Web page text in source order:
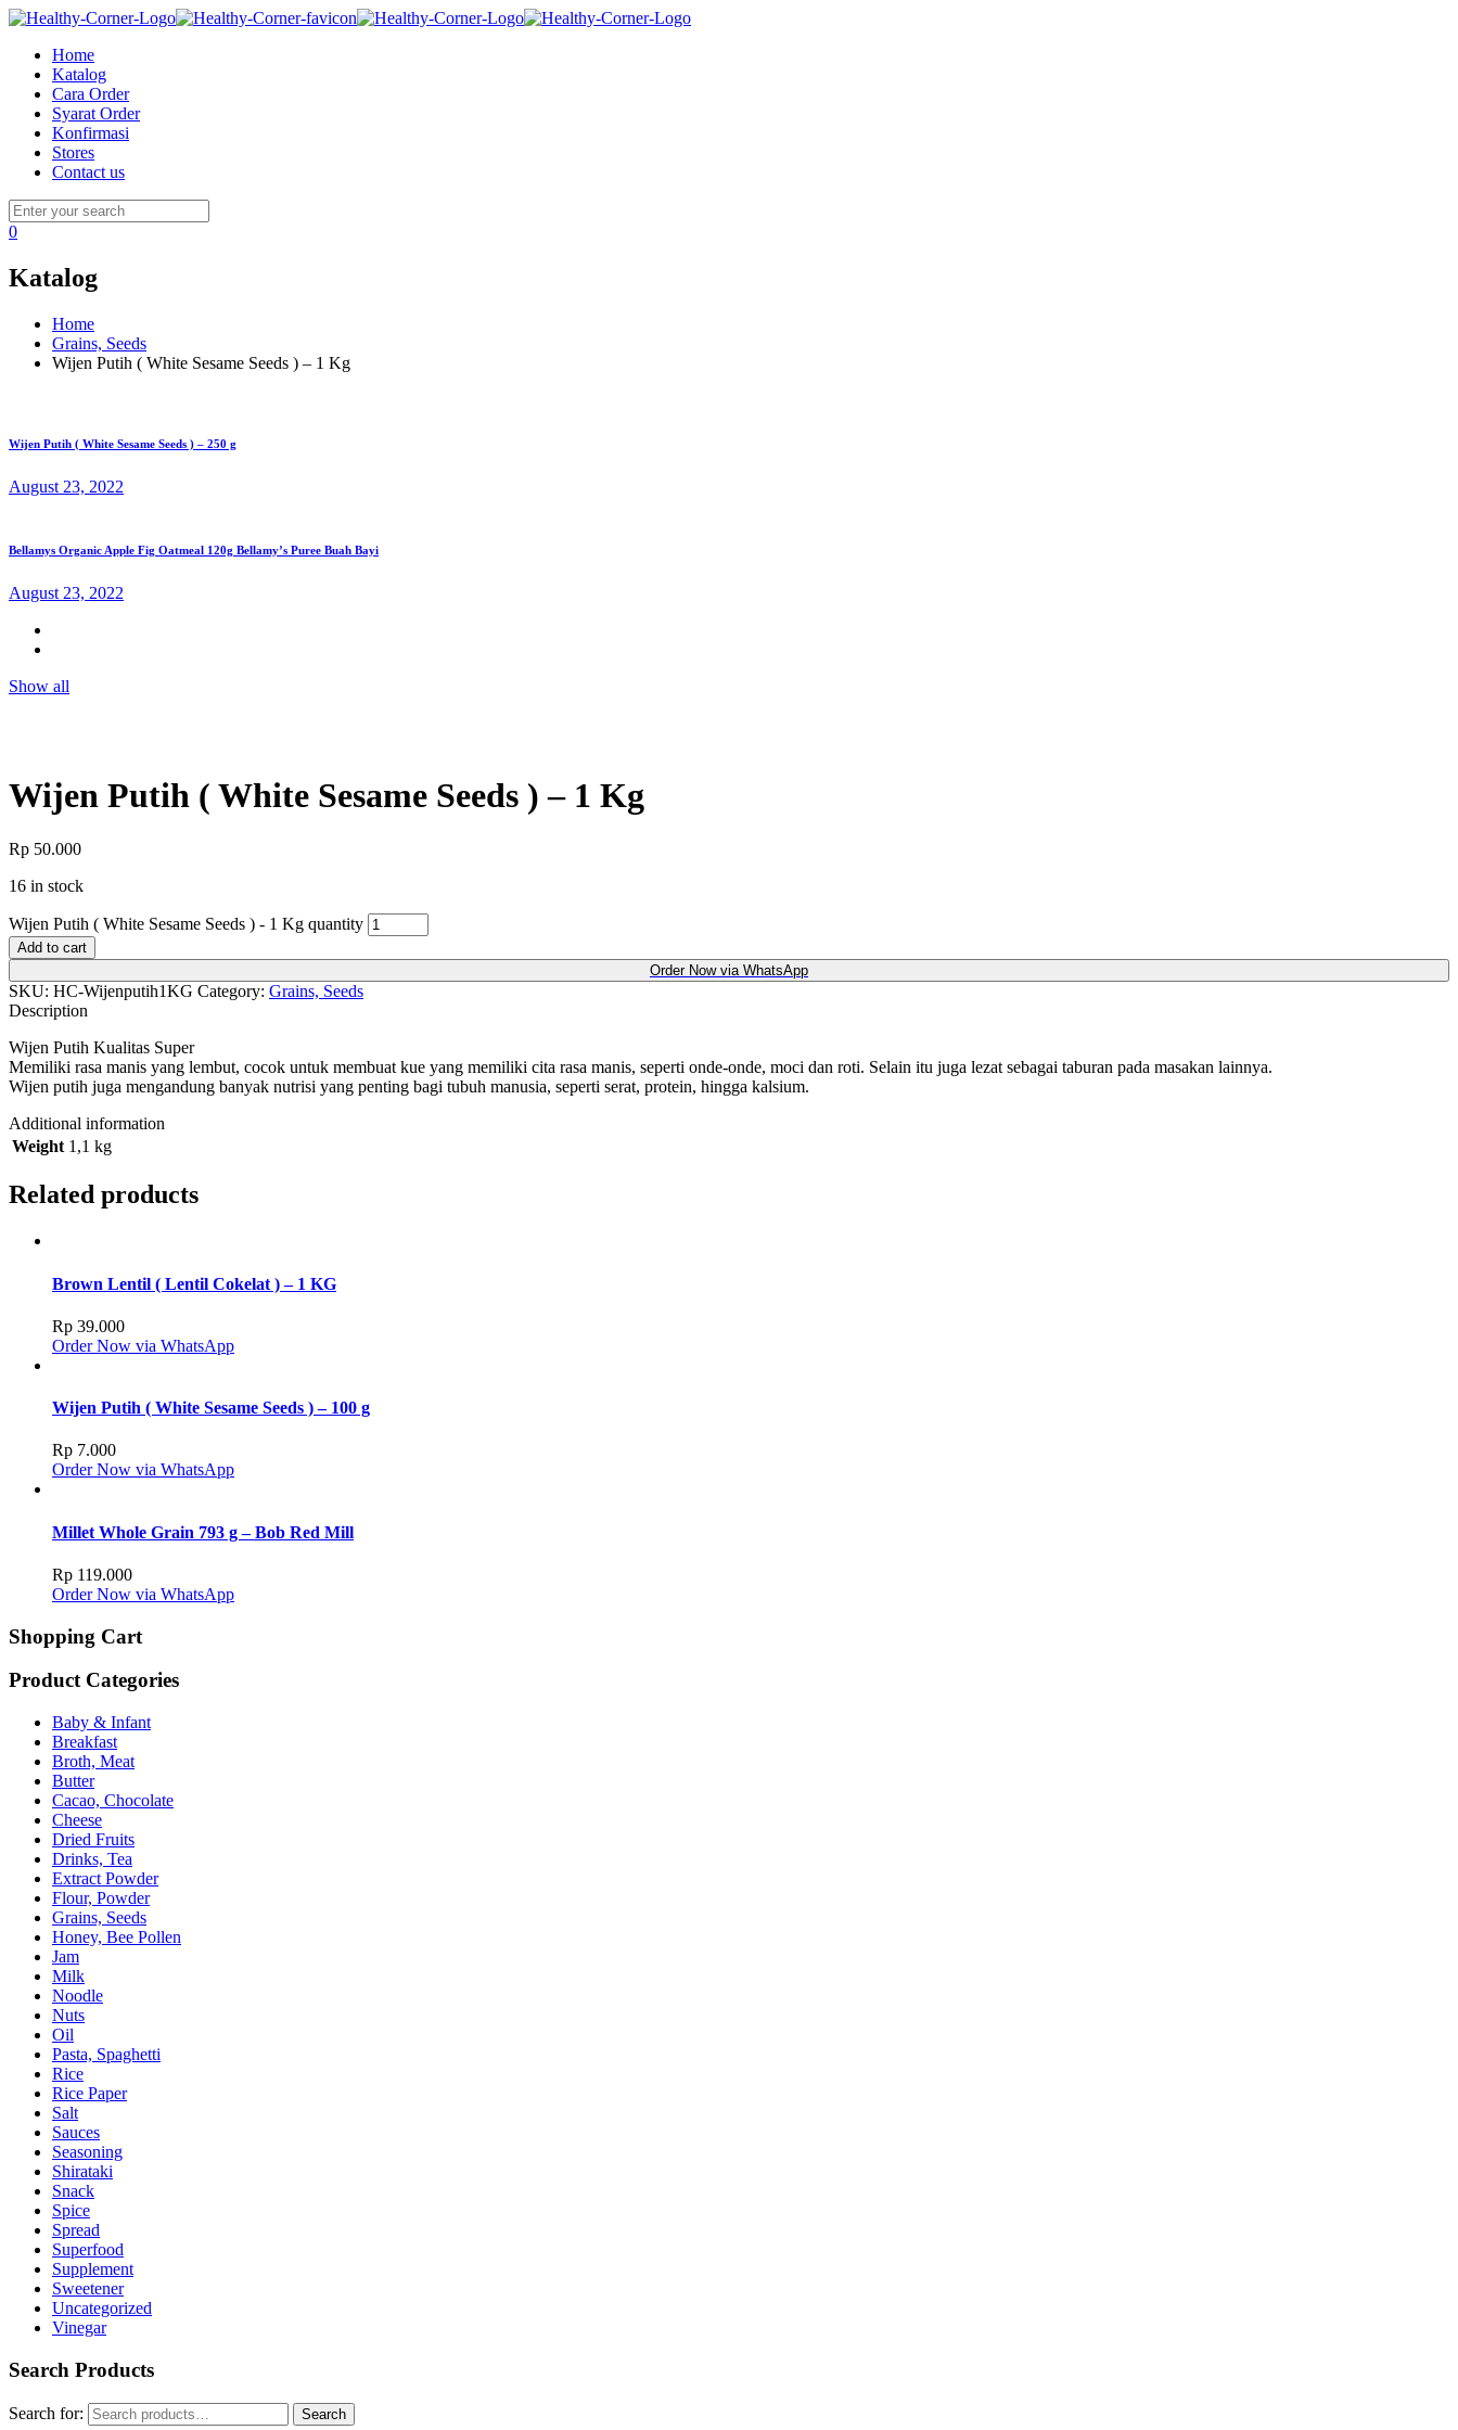
Home
Katalog
Cara Order
Syarat Order
Konfirmasi
Stores
Contact us
0
Katalog
Home
Grains, Seeds
Wijen Putih ( White Sesame Seeds ) – 1 Kg
Wijen Putih ( White Sesame Seeds ) – 250 g
August 23, 2022
Bellamys Organic Apple Fig Oatmeal 120g Bellamy’s Puree Buah Bayi
August 23, 2022
Show all
Wijen Putih ( White Sesame Seeds ) – 1 Kg
Rp 50.000
16 in stock
Wijen Putih ( White Sesame Seeds ) - 1 Kg quantity
Add to cart
Order Now via WhatsApp
SKU: HC-Wijenputih1KG Category: Grains, Seeds
Description
Wijen Putih Kualitas Super
Memiliki rasa manis yang lembut, cocok untuk membuat kue yang memiliki cita rasa manis, seperti onde-onde, moci dan roti. Selain itu juga lezat sebagai taburan pada masakan lainnya.
Wijen putih juga mengandung banyak nutrisi yang penting bagi tubuh manusia, seperti serat, protein, hingga kalsium.
Additional information
Weight 1,1 kg
Related products
Brown Lentil ( Lentil Cokelat ) – 1 KG
Rp 39.000
Order Now via WhatsApp
Wijen Putih ( White Sesame Seeds ) – 100 g
Rp 7.000
Order Now via WhatsApp
Millet Whole Grain 793 g – Bob Red Mill
Rp 119.000
Order Now via WhatsApp
Shopping Cart
Product Categories
Baby & Infant
Breakfast
Broth, Meat
Butter
Cacao, Chocolate
Cheese
Dried Fruits
Drinks, Tea
Extract Powder
Flour, Powder
Grains, Seeds
Honey, Bee Pollen
Jam
Milk
Noodle
Nuts
Oil
Pasta, Spaghetti
Rice
Rice Paper
Salt
Sauces
Seasoning
Shirataki
Snack
Spice
Spread
Superfood
Supplement
Sweetener
Uncategorized
Vinegar
Search Products
Search for: Search